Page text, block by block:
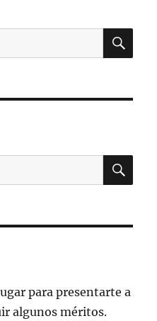
para presentarte a
algunos méritos.